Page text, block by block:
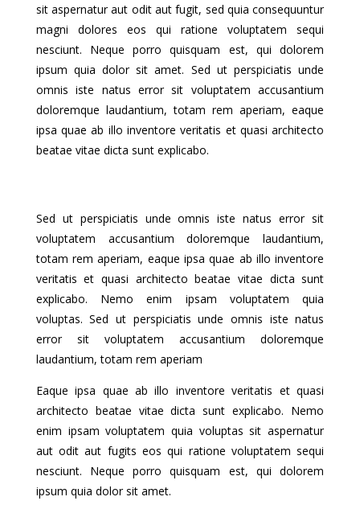
sit aspernatur aut odit aut fugit, sed quia consequuntur
magni dolores eos qui ratione voluptatem sequi
nesciunt. Neque porro quisquam est, qui dolorem
ipsum quia dolor sit amet. Sed ut perspiciatis unde
omnis iste natus error sit voluptatem accusantium
doloremque laudantium, totam rem aperiam, eaque
ipsa quae ab illo inventore veritatis et quasi architecto
beatae vitae dicta sunt explicabo.
Sed ut perspiciatis unde omnis iste natus error sit
voluptatem accusantium doloremque laudantium,
totam rem aperiam, eaque ipsa quae ab illo inventore
veritatis et quasi architecto beatae vitae dicta sunt
explicabo. Nemo enim ipsam voluptatem quia
voluptas. Sed ut perspiciatis unde omnis iste natus
error sit voluptatem accusantium doloremque
laudantium, totam rem aperiam
Eaque ipsa quae ab illo inventore veritatis et quasi
architecto beatae vitae dicta sunt explicabo. Nemo
enim ipsam voluptatem quia voluptas sit aspernatur
aut odit aut fugits eos qui ratione voluptatem sequi
nesciunt. Neque porro quisquam est, qui dolorem
ipsum quia dolor sit amet.